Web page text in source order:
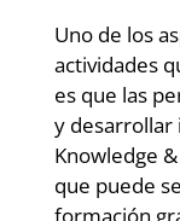
Uno de los
actividades
es que las
y desarrollar
Knowledge
que puede